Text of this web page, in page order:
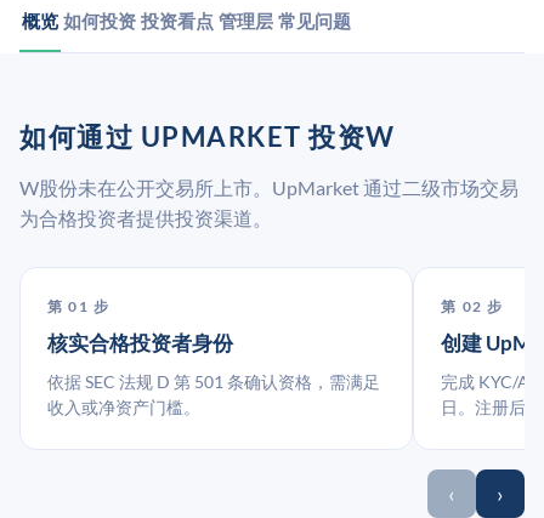
概览 如何投资 投资看点 管理层 常见问题
如何通过 UPMARKET 投资W
W股份未在公开交易所上市。UpMarket 通过二级市场交易
为合格投资者提供投资渠道。
第 01 步
核实合格投资者身份
依据 SEC 法规 D 第 501 条确认资格，需满足
收入或净资产门槛。
第 02 步
创建
完成 KYC/
日。注册后
‹ ›